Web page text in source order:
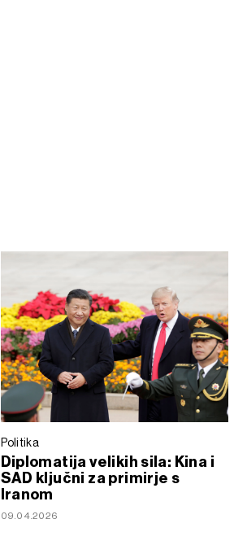
Politika
Diplomatija velikih sila: Kina i
SAD ključni za primirje s
Iranom
09.04.2026